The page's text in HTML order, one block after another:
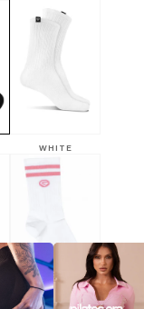
WHITE
WHITE & PINK